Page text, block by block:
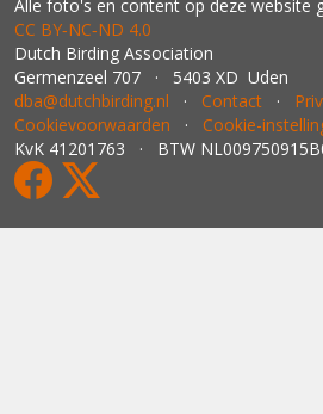
Alle foto's en content op deze website
CC BY‑NC‑ND 4.0
Dutch Birding Association
Germenzeel 707 · 5403 XD Uden
dba@dutchbirding.nl · Contact ·
Cookievoorwaarden · Cookie-
KvK 41201763 · BTW